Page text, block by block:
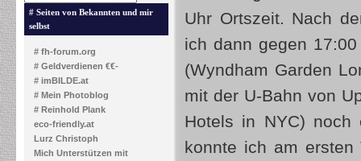
# Seiten von Bekannten und mir
selbst
# fh-forum.org
# Geldverdienen €€-
# imBILDE.at
# Mein Photoblog
# Reinhold Plank
eco-friendly.at
Lurz Christoph
Mich Unterstützen mit
Uhr Ortszeit. Nach
ich dann gegen
(Wyndham Garden
mit der U-Bahn von
Hotels in NYC) noch
konnte ich am